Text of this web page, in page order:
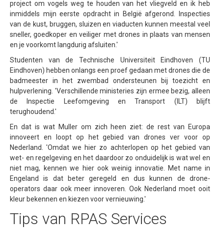
project om vogels weg te houden van het vliegveld en ik heb
inmiddels mijn eerste opdracht in België afgerond. Inspecties
van de kust, bruggen, sluizen en viaducten kunnen meestal veel
sneller, goedkoper en veiliger met drones in plaats van mensen
en je voorkomt langdurig afsluiten.'
Studenten van de Technische Universiteit Eindhoven (TU
Eindhoven) hebben onlangs een proef gedaan met drones die de
badmeester in het zwembad ondersteunen bij toezicht en
hulpverlening. 'Verschillende ministeries zijn ermee bezig, alleen
de Inspectie Leefomgeving en Transport (ILT) blijft
terughoudend.'
En dat is wat Muller om zich heen ziet: de rest van Europa
innoveert en loopt op het gebied van drones ver voor op
Nederland. 'Omdat we hier zo achterlopen op het gebied van
wet- en regelgeving en het daardoor zo onduidelijk is wat wel en
niet mag, kennen we hier ook weinig innovatie. Met name in
Engeland is dat beter geregeld en dus kunnen de drone-
operators daar ook meer innoveren. Ook Nederland moet ooit
kleur bekennen en kiezen voor vernieuwing.'
Tips van RPAS Services